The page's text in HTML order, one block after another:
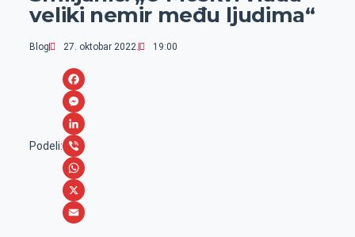
veliki nemir među ljudima“
Blog 27. oktobar 2022. 19:00
Podeli:
F
a
c
e
b
o
M
e
s
s
e
L
i
n
k
V
i
b
W
h
X